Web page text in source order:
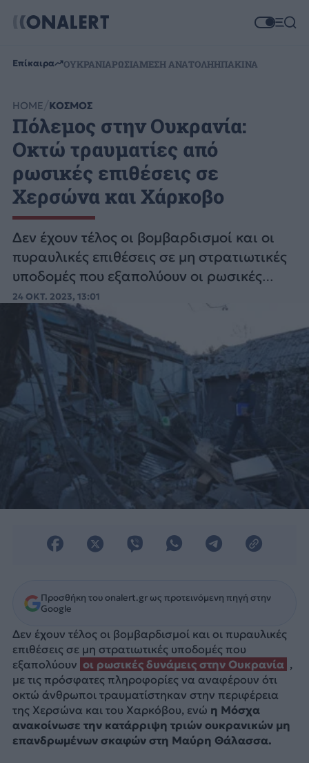
Επίκαιρα ΟΥΚΡΑΝΙΑΡΩΣΙΑΜΕΣΗ ΑΝΑΤΟΛΗΗΠΑΚΙΝΑ
HOME ΚΟΣΜΟΣ
Πόλεμος στην Ουκρανία:
Οκτώ τραυματίες από
ρωσικές επιθέσεις σε
Χερσώνα και Χάρκοβο
Δεν έχουν τέλος οι βομβαρδισμοί και οι
πυραυλικές επιθέσεις σε μη στρατιωτικές
υποδομές που εξαπολύουν οι ρωσικές
δυνάμεις στην Ουκρανία.
24 ΟΚΤ. 2023, 13:01
Προσθήκη του onalert.gr ως προτεινόμενη πηγή στην
Google
Δεν έχουν τέλος οι βομβαρδισμοί και οι πυραυλικές
επιθέσεις σε μη στρατιωτικές υποδομές που
εξαπολύουν οι ρωσικές δυνάμεις στην Ουκρανία ,
με τις πρόσφατες πληροφορίες να αναφέρουν ότι
οκτώ άνθρωποι τραυματίστηκαν στην περιφέρεια
της Χερσώνα και του Χαρκόβου, ενώ η Μόσχα
ανακοίνωσε την κατάρριψη τριών ουκρανικών μη
επανδρωμένων σκαφών στη Μαύρη Θάλασσα.